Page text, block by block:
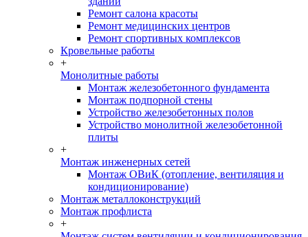
Ремонт салона красоты
Ремонт медицинских центров
Ремонт спортивных комплексов
Кровельные работы
+
Монолитные работы
Монтаж железобетонного фундамента
Монтаж подпорной стены
Устройство железобетонных полов
Устройство монолитной железобетонной
плиты
+
Монтаж инженерных сетей
Монтаж ОВиК (отопление, вентиляция и
кондиционирование)
Монтаж металлоконструкций
Монтаж профлиста
+